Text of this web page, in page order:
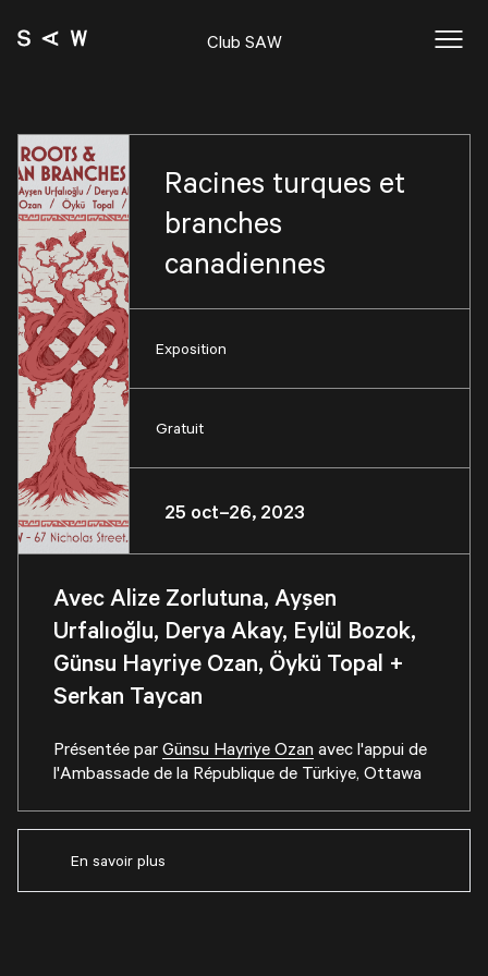
Club SAW
Racines turques et
branches
canadiennes
Exposition
Gratuit
25 oct–26, 2023
Avec Alize Zorlutuna, Ayşen
Urfalıoğlu, Derya Akay, Eylül Bozok,
Günsu Hayriye Ozan, Öykü Topal +
Serkan Taycan
Présentée parGünsu Hayriye Ozan avec l'appui de
l'Ambassade de la République de Türkiye, Ottawa
En savoir plus